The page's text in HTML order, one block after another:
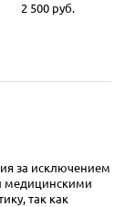
2 500 руб.
за исключением
медицинскими
так как